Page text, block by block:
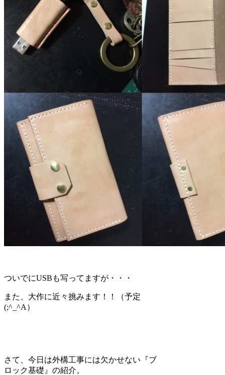
ついでにUSBも写ってますが・・・
また、大作に近々挑みます！！（予定
(;^_^A）
さて、今日は外構工事には欠かせない『ブ
ロック基礎』の紹介。